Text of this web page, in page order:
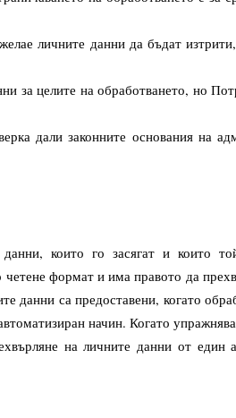
личните данни да бъдат
целите на обработването, но
дали законните основания на
които го засягат и които
формат и има правото да
данни са предоставени, когато
начин. Когато
на личните данни от един